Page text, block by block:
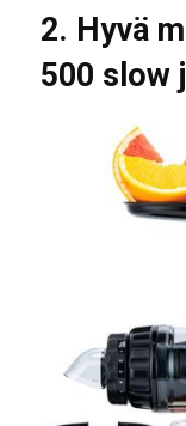
2. Hyvä
500 slow